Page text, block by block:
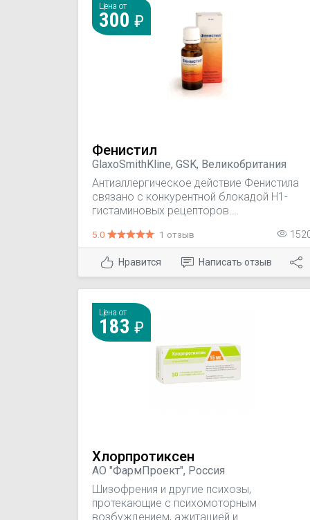
Цена от
300
Фенистил
GlaxoSmithKline, GSK, Великобритания
Антиаллергическое действие Фенистила
связано с конкурентной блокадой H1-
гистаминовых рецепторов.
заболеваний, таких как: крапивница;
аллергический ринит; пищевая аллергия;
лекарственная аллергия. Устранение зуда
при: укусах насекомых; ветряной оспе;
атопическом дерматите.
5.0 1 отзыв
Нравится Написать отзыв
Цена от
183
Хлорпротиксен
АО "ФармПроект", Россия
Шизофрения и другие психозы,
протекающие с психомоторным
возбуждением, ажитацией и